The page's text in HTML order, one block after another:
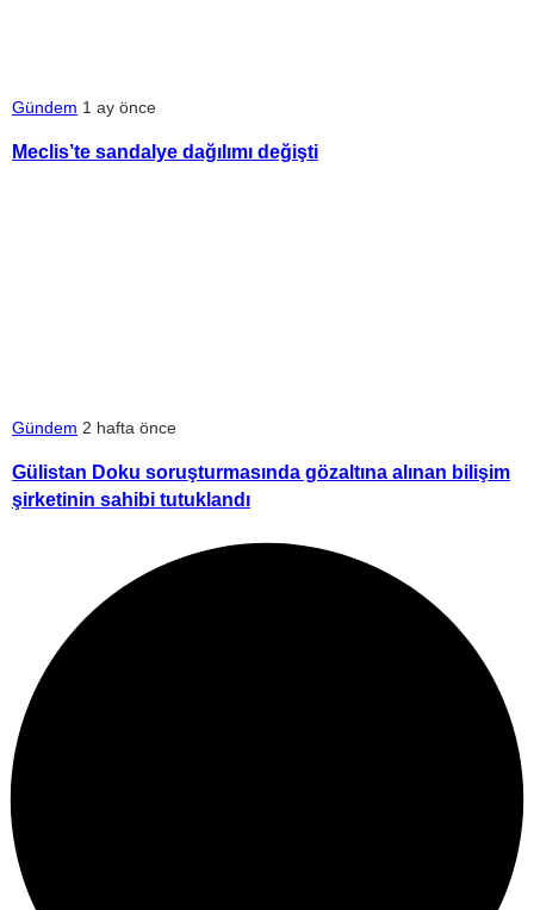
Gündem 1 ay önce
Meclis’te sandalye dağılımı değişti
Gündem 2 hafta önce
Gülistan Doku soruşturmasında gözaltına alınan bilişim
şirketinin sahibi tutuklandı